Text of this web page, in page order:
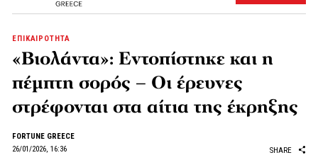
ΕΠΙΚΑΙΡΟΤΗΤΑ
«Βιολάντα»: Εντοπίστηκε και η
πέμπτη σορός – Οι έρευνες
στρέφονται στα αίτια της έκρηξης
FORTUNE GREECE
26/01/2026, 16:36
SHARE